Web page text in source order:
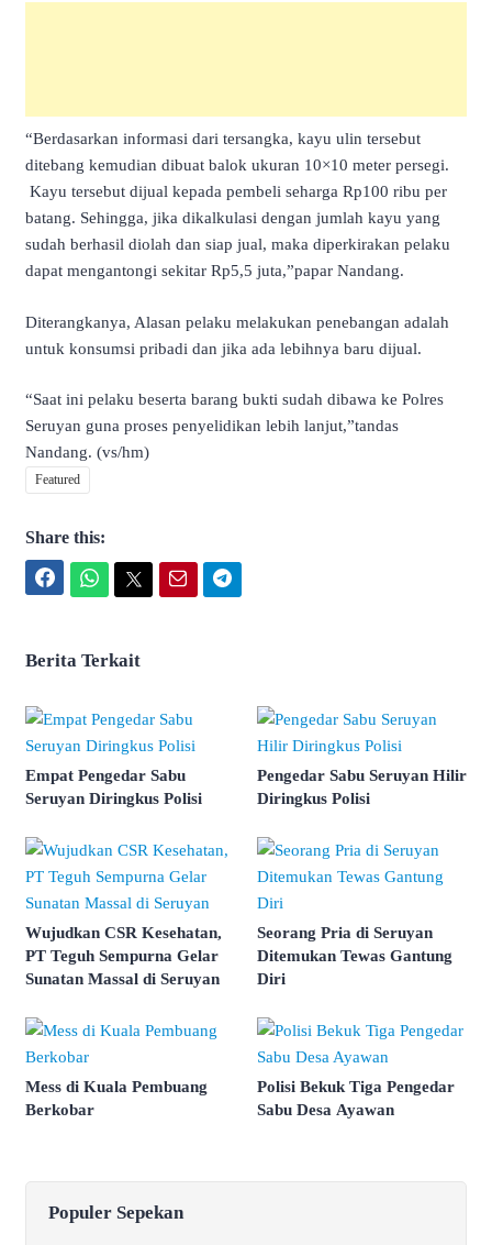
“Berdasarkan informasi dari tersangka, kayu ulin tersebut
ditebang kemudian dibuat balok ukuran 10×10 meter persegi.
Kayu tersebut dijual kepada pembeli seharga Rp100 ribu per
batang. Sehingga, jika dikalkulasi dengan jumlah kayu yang
sudah berhasil diolah dan siap jual, maka diperkirakan pelaku
dapat mengantongi sekitar Rp5,5 juta,”papar Nandang.
Diterangkanya, Alasan pelaku melakukan penebangan adalah
untuk konsumsi pribadi dan jika ada lebihnya baru dijual.
“Saat ini pelaku beserta barang bukti sudah dibawa ke Polres
Seruyan guna proses penyelidikan lebih lanjut,”tandas
Nandang. (vs/hm)
Featured
Share this:
Berita Terkait
Empat Pengedar Sabu
Seruyan Diringkus Polisi
Pengedar Sabu Seruyan Hilir
Diringkus Polisi
Wujudkan CSR Kesehatan,
PT Teguh Sempurna Gelar
Sunatan Massal di Seruyan
Seorang Pria di Seruyan
Ditemukan Tewas Gantung
Diri
Mess di Kuala Pembuang
Berkobar
Polisi Bekuk Tiga Pengedar
Sabu Desa Ayawan
Populer Sepekan